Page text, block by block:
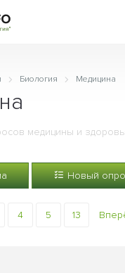
Биология Медицина
медицины и
Новый
4 5 13